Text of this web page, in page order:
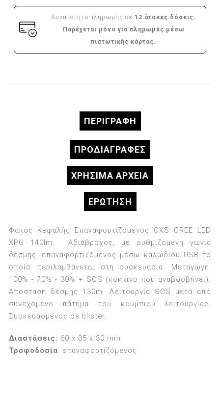
Δυνατότητα πληρωμής σε 12 άτοκες δόσεις.
Παρέχεται μόνο για πληρωμές μέσω
πιστωτικής κάρτας.
ΠΕΡΙΓΡΑΦΉ
ΠΡΟΔΙΑΓΡΑΦΈΣ
ΧΡΗΣΙΜΑ ΑΡΧΕΙΑ
ΕΡΏΤΗΣΗ
Φακός Κεφαλής Επαναφορτιζόμενος CXS CREE LED
XPG 140lm. Αδιάβροχος, με ρυθμιζόμενη γωνία
δέσμης, επαναφορτιζόμενος μέσω καλωδίου USB το
οποίο περιλαμβάνεται στη συσκευασία. Μεταγωγή:
100% - 70% - 30% + SOS (κόκκινο που αναβοσβήνει).
Απόσταση δέσμης 130m. Λειτουργία SOS μετά από
συνεχόμενο πάτημα του κουμπιού λειτουργίας.
Συσκευασμένος σε blister.
Διαστάσεις: 60 x 35 x 30 mm
Τροφοδοσία: επαναφορτιζόμενος